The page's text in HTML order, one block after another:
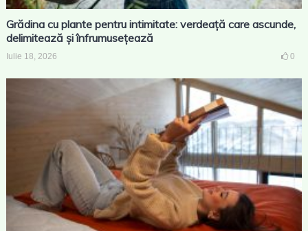
Grădina cu plante pentru intimitate: verdeață care ascunde,
delimitează și înfrumusețează
Iulie 18, 2026 0